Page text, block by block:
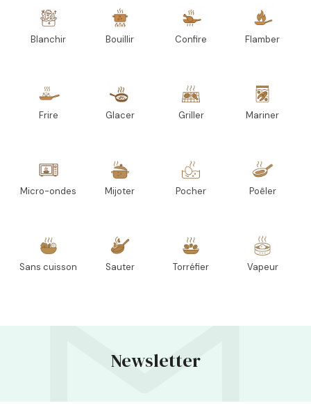
Blanchir Bouillir Confire Flamber
Frire Glacer Griller Mariner
Micro-ondes Mijoter Pocher Poêler
Sans cuisson Sauter Torréfier Vapeur
Newsletter